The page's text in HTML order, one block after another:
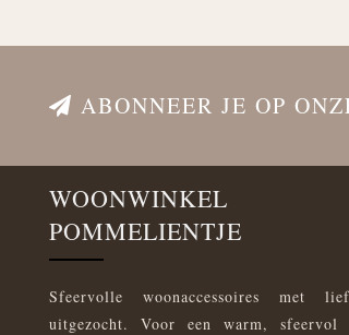
ABONNEER JE OP
WOONWINKEL
POMMELIENTJE
Sfeervolle woonaccessoires met
uitgezocht. Voor een warm, sfeervol